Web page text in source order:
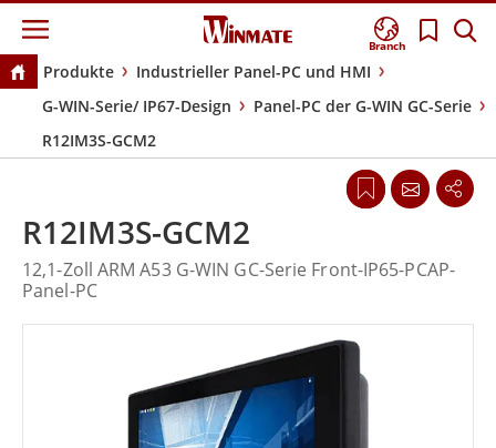
Branch
Produkte
Industrieller Panel-PC und HMI
G-WIN-Serie/ IP67-Design
Panel-PC der G-WIN GC-Serie
R12IM3S-GCM2
R12IM3S-GCM2
12,1-Zoll ARM A53 G-WIN GC-Serie Front-IP65-PCAP-
Panel-PC